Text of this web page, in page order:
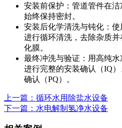
安装前保护：管道管件在
始终保持密封。
安装后化学清洗与钝化：
进行循环清洗，去除杂质
化膜。
最终冲洗与验证：用高纯
进行完整的安装确认（IQ
确认（PQ）。
上一篇：循环水用除盐水设备
下一篇：水电解制氢净水设备